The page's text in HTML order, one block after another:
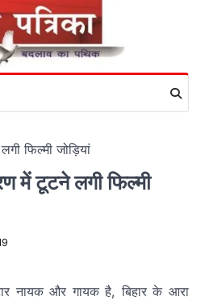
फिल्मी जोड़ियां
में टूटने लगी फिल्मी
नायक और गायक है, बिहार के आरा